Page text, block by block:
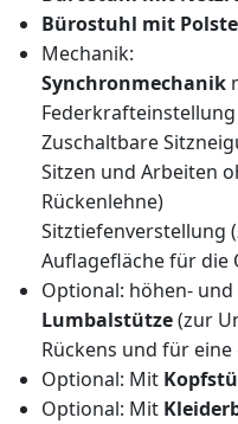
Bürostuhl mit
Mechanik:
Synchronmechanik
Federkrafteinstellung
Zuschaltbare
Sitzen und Arbeiten
Rückenlehne)
Sitztiefenverstellung
Auflagefläche für die
Optional: höhen-
Lumbalstütze(zur
Rückens und für
Optional: Mit
Optional: Mit